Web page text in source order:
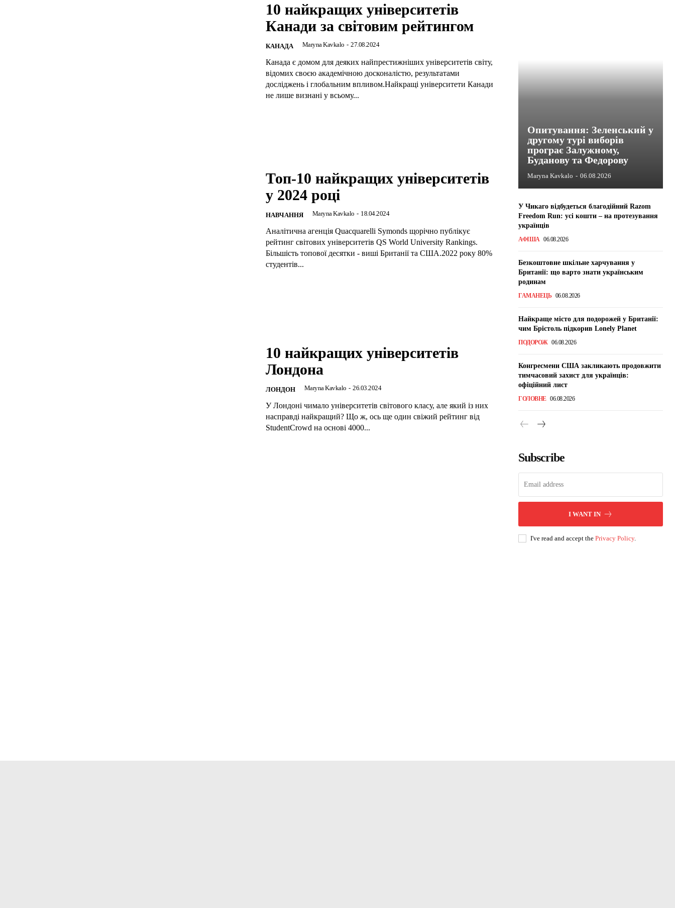
10 найкращих університетів
Канади за світовим рейтингом
КАНАДА Maryna Kavkalo - 27.08.2024
Канада є домом для деяких найпрестижніших університетів світу,
відомих своєю академічною досконалістю, результатами
досліджень і глобальним впливом.Найкращі університети Канади
не лише визнані у всьому...
Топ-10 найкращих університетів
у 2024 році
НАВЧАННЯ Maryna Kavkalo - 18.04.2024
Аналітична агенція Quacquarelli Symonds щорічно публікує
рейтинг світових університетів QS World University Rankings.
Більшість топової десятки - виші Британії та США.2022 року 80%
студентів...
10 найкращих університетів
Лондона
ЛОНДОН Maryna Kavkalo - 26.03.2024
У Лондоні чимало університетів світового класу, але який із них
насправді найкращий? Що ж, ось ще один свіжий рейтинг від
StudentCrowd на основі 4000...
Опитування: Зеленський у
другому турі виборів
програє Залужному,
Буданову та Федорову
Maryna Kavkalo - 06.08.2026
У Чикаго відбудеться благодійний Razom
Freedom Run: усі кошти – на протезування
українців
АФІША 06.08.2026
Безкоштовне шкільне харчування у
Британії: що варто знати українським
родинам
ГАМАНЕЦЬ 06.08.2026
Найкраще місто для подорожей у Британії:
чим Брістоль підкорив Lonely Planet
ПОДОРОЖ 06.08.2026
Конгресмени США закликають продовжити
тимчасовий захист для українців:
офіційний лист
ГОЛОВНЕ 06.08.2026
Subscribe
I WANT IN
I've read and accept the Privacy Policy.